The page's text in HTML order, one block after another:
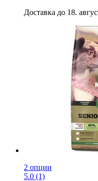
Доставка до 18.
2 опции
5.0 (1)